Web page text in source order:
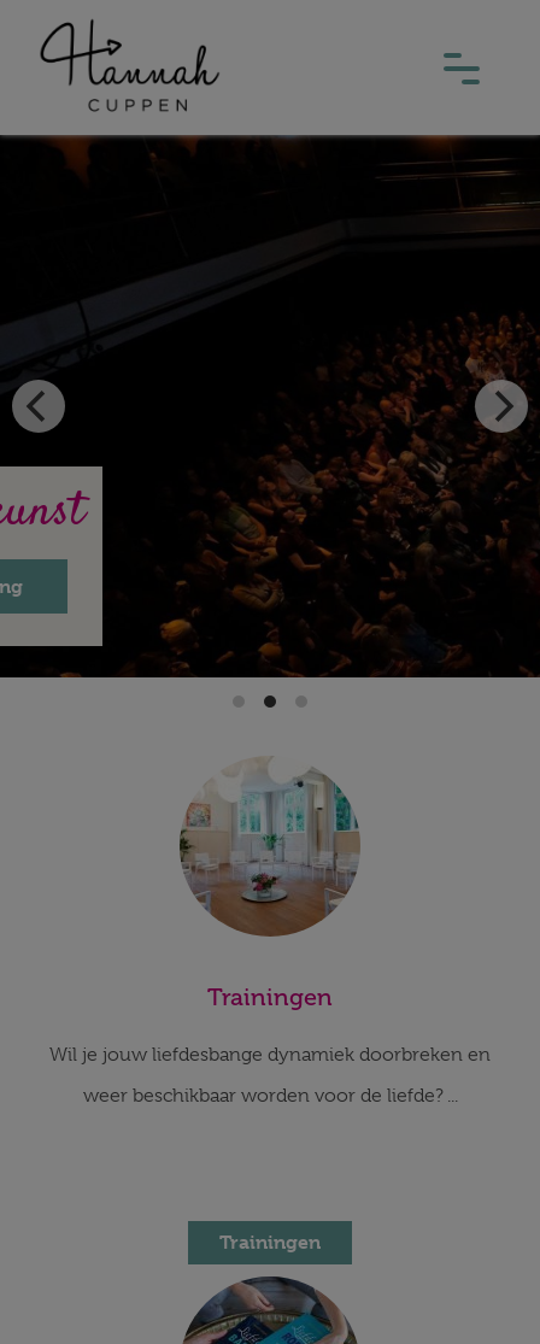
Trainingen
Wil je jouw liefdesbange dynamiek doorbreken en
weer beschikbaar worden voor de liefde? ...
Trainingen